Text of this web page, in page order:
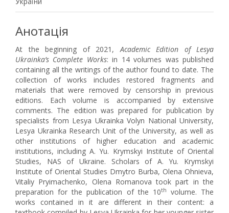
Анотація
At the beginning of 2021,Academic Edition of Lesya
Ukrainka’s Complete Works: in 14 volumes was published
containing all the writings of the author found to date. The
collection of works includes restored fragments and
materials that were removed by censorship in previous
editions. Each volume is accompanied by extensive
comments. The edition was prepared for publication by
specialists from Lesya Ukrainka Volyn National University,
Lesya Ukrainka Research Unit of the University, as well as
other institutions of higher education and academic
institutions, including A. Yu. Krymskyi Institute of Oriental
Studies, NAS of Ukraine. Scholars of A. Yu. Krymskyi
Institute of Oriental Studies Dmytro Burba, Olena Ohnieva,
Vitaliy Pryimachenko, Olena Romanova took part in the
preparation for the publication of the 10th
volume. The
works contained in it are different in their content: a